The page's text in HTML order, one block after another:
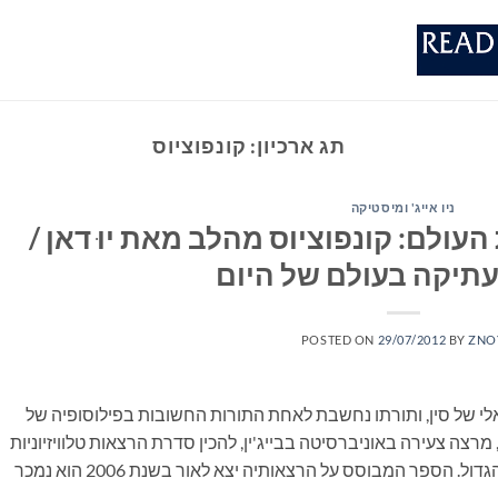
תג ארכיון: קונפוציוס
ניו אייג' ומיסטיקה
קונפוציוס מהלב מאת יוּ דאן /
בעולם של היום
POSTED ON 29/07/2012 BY
של סין, ותורתו נחשבת לאחת התורות החשובות בפילוסופיה של
יוּ דאן, מרצה צעירה באוניברסיטה בבייג'ין, להכין סדרת הרצאות טלוויזיוניות
שיסבירו לאזרחי סין את תובנותיו של הפילוסוף הגדול. הספר המבוסס על הרצאותיה יצא לאור בשנת 2006 הוא נמכר